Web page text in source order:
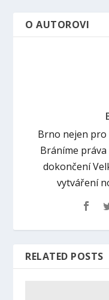
O AUTOROVI
Brno nejen pro
Bráníme
dokončení
vytváření
RELATED POSTS